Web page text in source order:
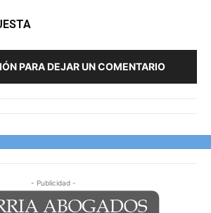
PARA DEJAR UN COMENTARIO
- Publicidad -